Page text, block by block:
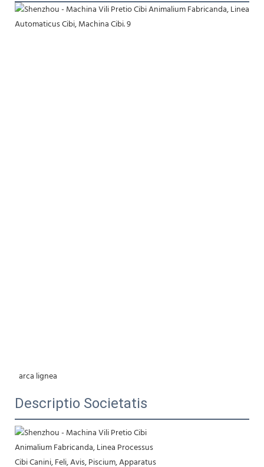
arca lignea
Descriptio Societatis